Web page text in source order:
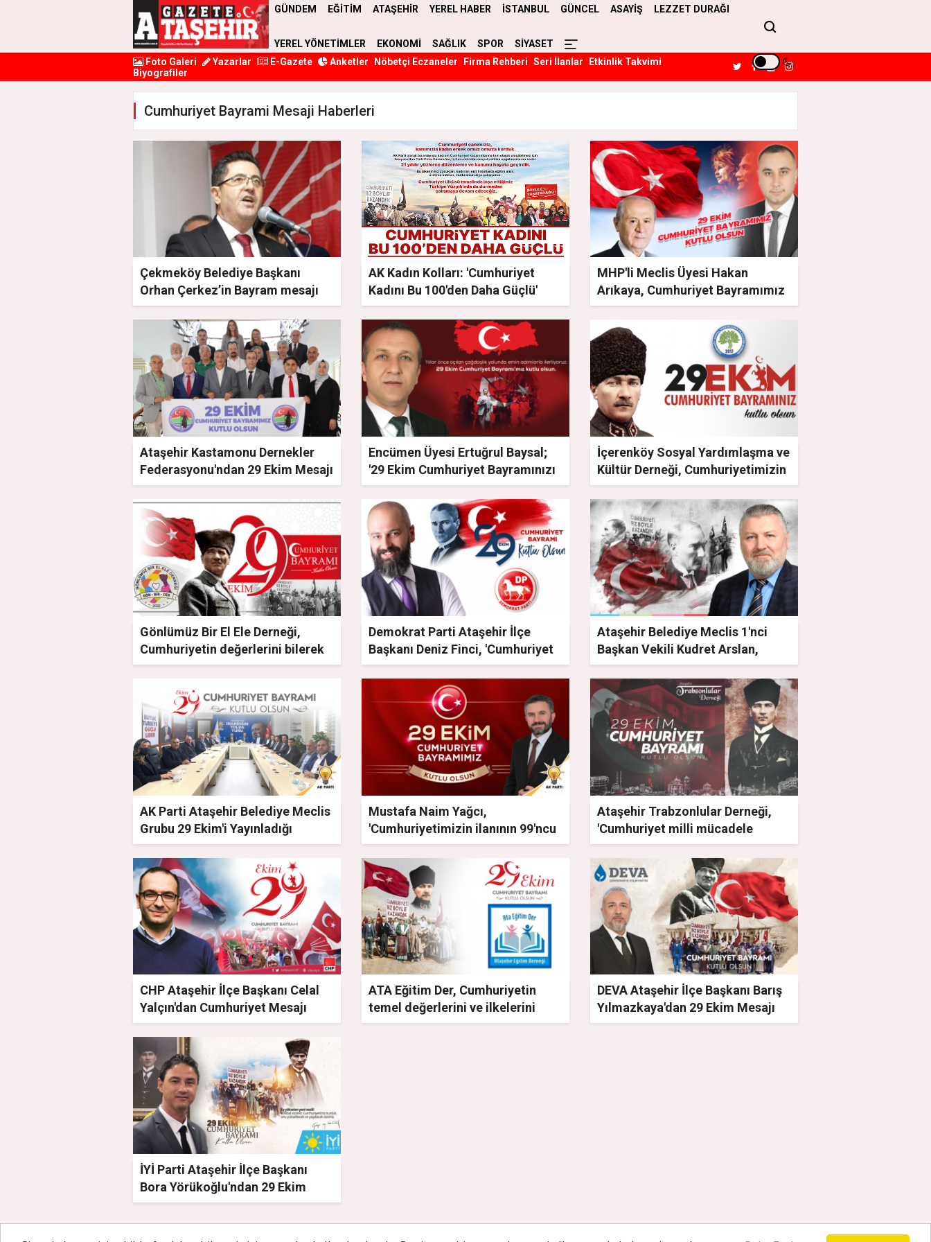
GÜNDEM EĞİTİM ATAŞEHİR YEREL HABER İSTANBUL GÜNCEL ASAYİŞ LEZZET DURAĞI
YEREL YÖNETİMLER EKONOMİ SAĞLIK SPOR
SİYASET
Foto Galeri
Yazarlar E-Gazete Anketler Nöbetçi Eczaneler Firma Rehberi Seri İlanlar
Etkinlik Takvimi
Biyografiler
Cumhuriyet Bayrami Mesaji Haberleri
Çekmeköy Belediye Başkanı
Orhan Çerkez’in Bayram mesajı
AK Kadın Kolları: 'Cumhuriyet
Kadını Bu 100'den Daha Güçlü'
MHP'li Meclis Üyesi Hakan
Arıkaya, Cumhuriyet Bayramımız
Kutlu Olsun
Ataşehir Kastamonu Dernekler
Federasyonu'ndan 29 Ekim Mesajı
Encümen Üyesi Ertuğrul Baysal;
'29 Ekim Cumhuriyet Bayramınızı
Kutluyorum'
İçerenköy Sosyal Yardımlaşma ve
Kültür Derneği, Cumhuriyetimizin
99. yılını kutluyoruz
Gönlümüz Bir El Ele Derneği,
Cumhuriyetin değerlerini bilerek
koruyalım!
Demokrat Parti Ataşehir İlçe
Başkanı Deniz Finci, 'Cumhuriyet
umudun adıdır!'
Ataşehir Belediye Meclis 1'nci
Başkan Vekili Kudret Arslan,
Cumhuriyet 99 Yıl Önce İlan
Edilişiyle Dünyaya Örnek
Olmuştur!
AK Parti Ataşehir Belediye Meclis
Grubu 29 Ekim'i Yayınladığı
Mesajla Kutladı
Mustafa Naim Yağcı,
'Cumhuriyetimizin ilanının 99'ncu
yıldönümünü yaşıyor olmanın
heyecanını yaşıyoruz'
Ataşehir Trabzonlular Derneği,
'Cumhuriyet milli mücadele
zaferidir'
CHP Ataşehir İlçe Başkanı Celal
Yalçın'dan Cumhuriyet Mesajı
ATA Eğitim Der, Cumhuriyetin
temel değerlerini ve ilkelerini
önemsiyoruz
DEVA Ataşehir İlçe Başkanı Barış
Yılmazkaya'dan 29 Ekim Mesajı
İYİ Parti Ataşehir İlçe Başkanı
Bora Yörükoğlu'ndan 29 Ekim
Mesajı!